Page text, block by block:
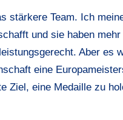
stärkere Team. Ich
und sie haben
Aber es
eine
Ziel, eine Medaille zu